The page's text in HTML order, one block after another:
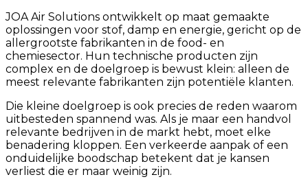
JOA Air Solutions ontwikkelt op maat gemaakte
oplossingen voor stof, damp en energie, gericht op de
allergrootste fabrikanten in de food- en
chemiesector. Hun technische producten zijn
complex en de doelgroep is bewust klein: alleen de
meest relevante fabrikanten zijn potentiële klanten.
Die kleine doelgroep is ook precies de reden waarom
uitbesteden spannend was. Als je maar een handvol
relevante bedrijven in de markt hebt, moet elke
benadering kloppen. Een verkeerde aanpak of een
onduidelijke boodschap betekent dat je kansen
verliest die er maar weinig zijn.